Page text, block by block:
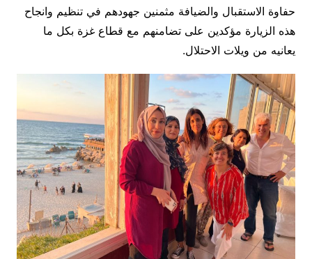
حفاوة الاستقبال والضيافة مثمنين جهودهم في تنظيم وانجاح
هذه الزيارة مؤكدين على تضامنهم مع قطاع غزة بكل ما
يعانيه من ويلات الاحتلال.